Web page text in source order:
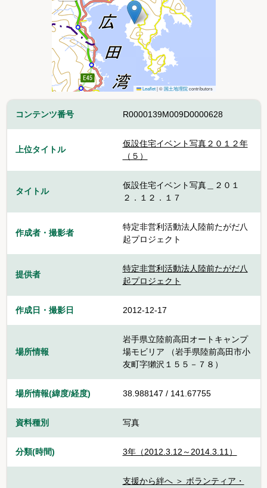
Leaflet |©国土地理院contributors
コンテンツ番号 R0000139M009D0000628
上位タイトル
仮設住宅イベント写真２０１２年
（５）
タイトル
仮設住宅イベント写真＿２０１
２．１２．１７
作成者・撮影者
特定非営利活動法人陸前たがだ八
起プロジェクト
提供者
特定非営利活動法人陸前たがだ八
起プロジェクト
作成日・撮影日 2012-12-17
場所情報
岩手県立陸前高田オートキャンプ
場モビリア （岩手県陸前高田市小
友町字獺沢１５５－７８）
場所情報(緯度/経度) 38.988147 / 141.67755
資料種別 写真
分類(時間) 3年（2012.3.12～2014.3.11）
支援から絆へ ＞ ボランティア・